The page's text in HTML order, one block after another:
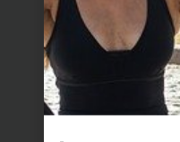
הבית
עד הבית!